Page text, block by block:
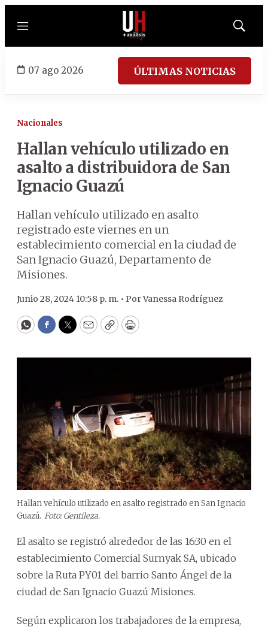
Menú
Mostrar
07 ago 2026 ÚLTIMAS NOTICIAS
Nacionales
Hallan vehículo utilizado en
asalto a distribuidora de San
Ignacio Guazú
Hallan vehículo utilizado en asalto
registrado este viernes en un
establecimiento comercial en la ciudad de
San Ignacio Guazú, Departamento de
Misiones.
Junio 28, 2024 10:58 p. m. • PorVanessa Rodríguez
WhatsApp
Facebook
Twitter
EmailCopyPrint
Hallan vehículo utilizado en asalto registrado en San Ignacio
Guazú. Foto: Gentileza.
El asalto se registró alrededor de las 16:30 en el
establecimiento Comercial Surnyak SA, ubicado
sobre la Ruta PY01 del barrio Santo Ángel de la
ciudad de San Ignacio Guazú Misiones.
Según explicaron los trabajadores de la empresa,